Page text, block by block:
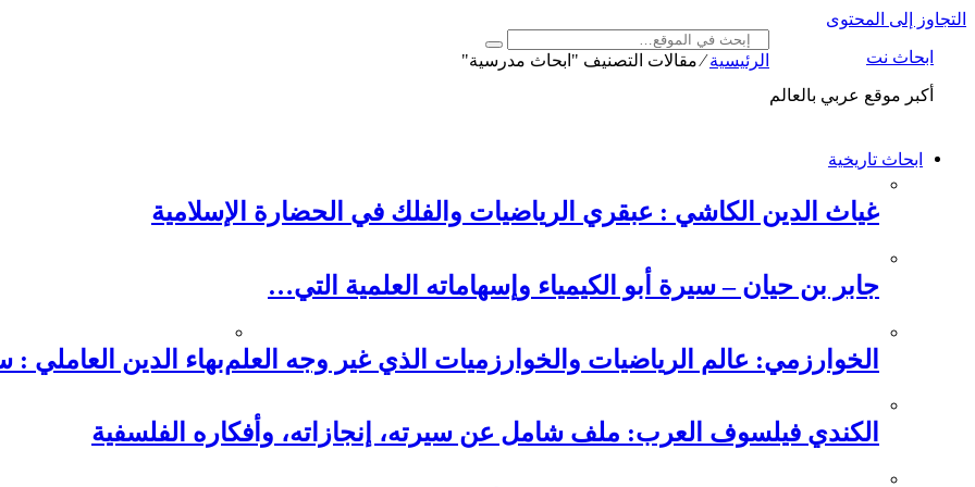
التجاوز إلى المحتوى
ابحاث نت
أكبر موقع عربي بالعالم
ابحاث تاريخية
غياث الدين الكاشي : عبقري الرياضيات والفلك في الحضارة الإسلامية
جابر بن حيان – سيرة أبو الكيمياء وإسهاماته العلمية التي…
الخوارزمي: عالم الرياضيات والخوارزميات الذي غير وجه العلمبهاء الدين العاملي :
الكندي فيلسوف العرب: ملف شامل عن سيرته، إنجازاته، وأفكاره الفلسفية
الرئيسية⁄مقالات التصنيف "ابحاث مدرسية"